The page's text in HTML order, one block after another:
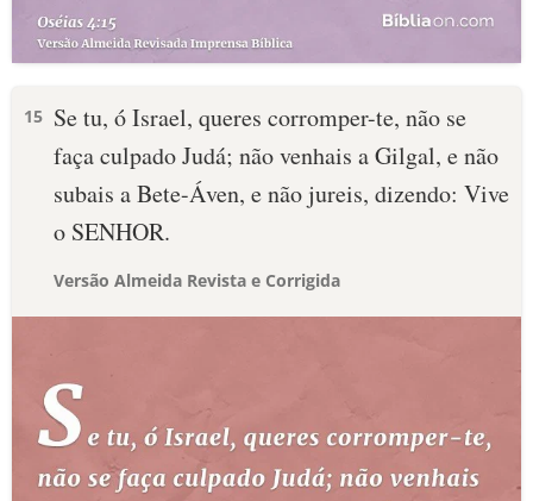
15 Se tu, ó Israel, queres corromper-te, não se
faça culpado Judá; não venhais a Gilgal, e não
subais a Bete-Áven, e não jureis, dizendo: Vive
o SENHOR.
Versão Almeida Revista e Corrigida